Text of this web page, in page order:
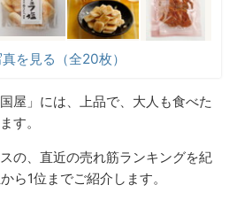
を見る（全20枚）
屋」には、上品で、大人も食べた
す。
の、直近の売れ筋ランキングを紀
ら1位までご紹介します。